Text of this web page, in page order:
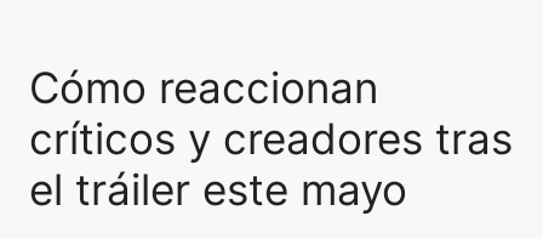
Cómo reaccionan
críticos y creadores tras
el tráiler este mayo